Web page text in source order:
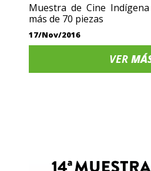
Muestra de Cine
más de 70 piezas
17/Nov/2016
VER